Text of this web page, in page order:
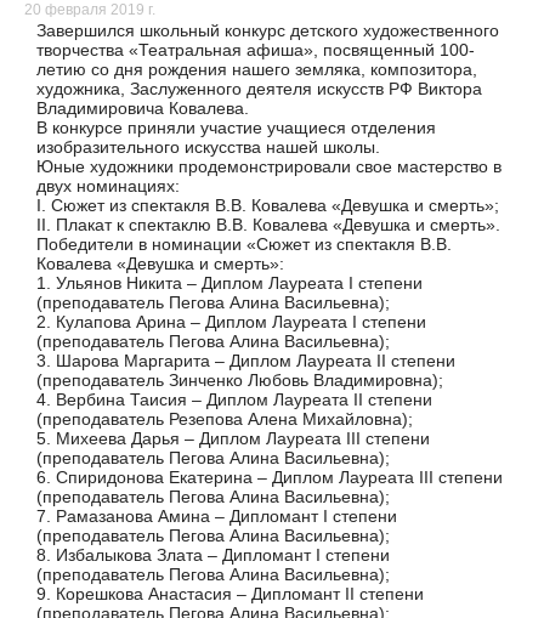
20 февраля 2019 г.
Завершился школьный конкурс детского художественного
творчества «Театральная афиша», посвященный 100-
летию со дня рождения нашего земляка, композитора,
художника, Заслуженного деятеля искусств РФ Виктора
Владимировича Ковалева.
В конкурсе приняли участие учащиеся отделения
изобразительного искусства нашей школы.
Юные художники продемонстрировали свое мастерство в
двух номинациях:
I. Сюжет из спектакля В.В. Ковалева «Девушка и смерть»;
II. Плакат к спектаклю В.В. Ковалева «Девушка и смерть».
Победители в номинации «Сюжет из спектакля В.В.
Ковалева «Девушка и смерть»:
1. Ульянов Никита – Диплом Лауреата I степени
(преподаватель Пегова Алина Васильевна);
2. Кулапова Арина – Диплом Лауреата I степени
(преподаватель Пегова Алина Васильевна);
3. Шарова Маргарита – Диплом Лауреата II степени
(преподаватель Зинченко Любовь Владимировна);
4. Вербина Таисия – Диплом Лауреата II степени
(преподаватель Резепова Алена Михайловна);
5. Михеева Дарья – Диплом Лауреата III степени
(преподаватель Пегова Алина Васильевна);
6. Спиридонова Екатерина – Диплом Лауреата III степени
(преподаватель Пегова Алина Васильевна);
7. Рамазанова Амина – Дипломант I степени
(преподаватель Пегова Алина Васильевна);
8. Избалыкова Злата – Дипломант I степени
(преподаватель Пегова Алина Васильевна);
9. Корешкова Анастасия – Дипломант II степени
(преподаватель Пегова Алина Васильевна);